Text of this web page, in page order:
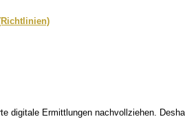
digitale Ermittlungen nachvollziehen.